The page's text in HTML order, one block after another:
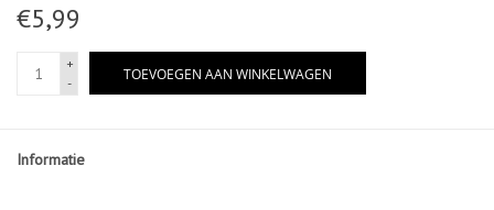
€5,99
+
-
TOEVOEGEN AAN WINKELWAGEN
Informatie